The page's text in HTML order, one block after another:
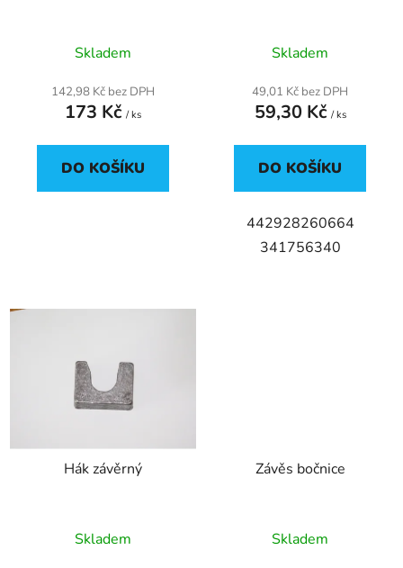
Skladem
142,98 Kč bez DPH
173 Kč / ks
DO KOŠÍKU
Skladem
49,01 Kč bez DPH
59,30 Kč / ks
DO KOŠÍKU
442928260664
341756340
Hák závěrný
Skladem
Závěs bočnice
Skladem